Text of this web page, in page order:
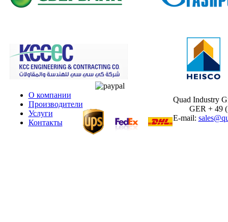
О компании
Производители
Услуги
Контакты
Quad Industry
GER + 49
E-mail: